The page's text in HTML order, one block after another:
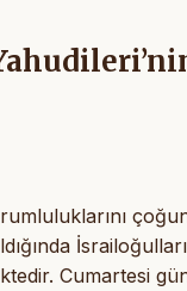
Cumartesi